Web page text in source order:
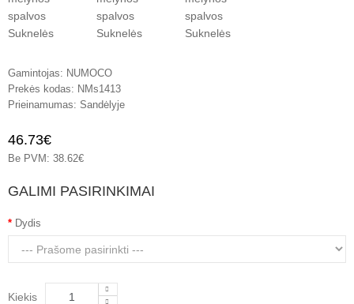
Gamintojas: NUMOCO
Prekės kodas: NMs1413
Prieinamumas: Sandėlyje
46.73€
Be PVM: 38.62€
GALIMI PASIRINKIMAI
Dydis
Kiekis